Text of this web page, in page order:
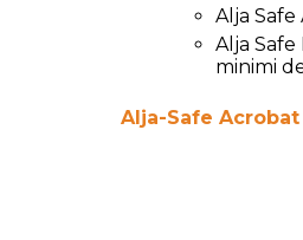
Alja
Alja
minimi
Alja-Safe